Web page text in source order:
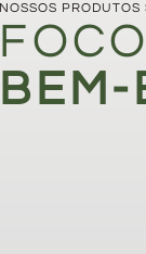
NOSSOS PRODUTOS
BEM-